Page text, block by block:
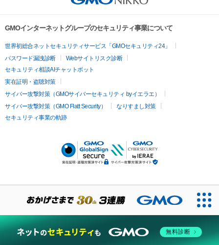
GMOインターネットグループのセキュリティ事業について
世界初総合ネットセキュリティサービス「GMOセキュリティ24」
パスワード漏洩診断
Webサイトリスク診断
セキュリティ相談AIチャットボット
実在証明・盗聴対策
サイバー攻撃対策（GMOサイバーセキュリティ byイエラエ）
サイバー攻撃対策（GMO Flatt Security）
なりすまし対策
セキュリティ事業の軌跡
無料診断